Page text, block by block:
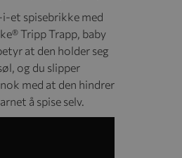
et spisebrikke med
Tripp Trapp, baby
at den holder seg
og du slipper
med at den hindrer
å spise selv.